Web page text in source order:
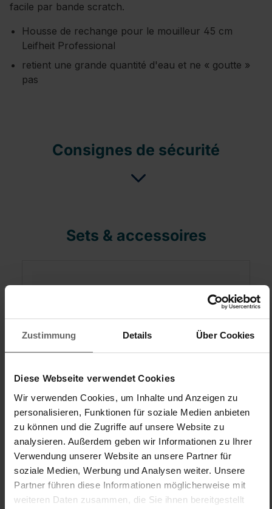
Zustimmung Details Über Cookies
Diese Webseite verwendet Cookies
Wir verwenden Cookies, um Inhalte und Anzeigen zu
personalisieren, Funktionen für soziale Medien anbieten
zu können und die Zugriffe auf unsere Website zu
analysieren. Außerdem geben wir Informationen zu Ihrer
Verwendung unserer Website an unsere Partner für
soziale Medien, Werbung und Analysen weiter. Unsere
Partner führen diese Informationen möglicherweise mit
weiteren Daten zusammen, die Sie ihnen bereitgestellt
facile par bande scratch.
Housse de rechange pour le mouilleur 45 cm
Leifheit Professional
retient une grande quantité d'eau et ne « goutte »
pas
Consignes de sécurité
Sets & accessoires
Lave-vitre Professional de 45 cm
(5)
Très absorbant